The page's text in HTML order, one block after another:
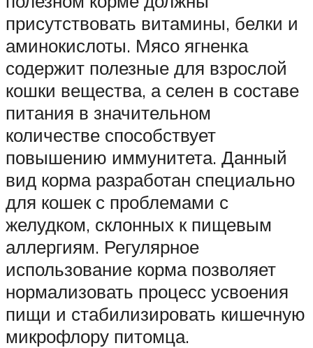
присутствовать витамины, белки и
аминокислоты. Мясо ягненка
содержит полезные для взрослой
кошки вещества, а селен в составе
питания в значительном
количестве способствует
повышению иммунитета. Данный
вид корма разработан специально
для кошек с проблемами с
желудком, склонных к пищевым
аллергиям. Регулярное
использование корма позволяет
нормализовать процесс усвоения
пищи и стабилизировать кишечную
микрофлору питомца.